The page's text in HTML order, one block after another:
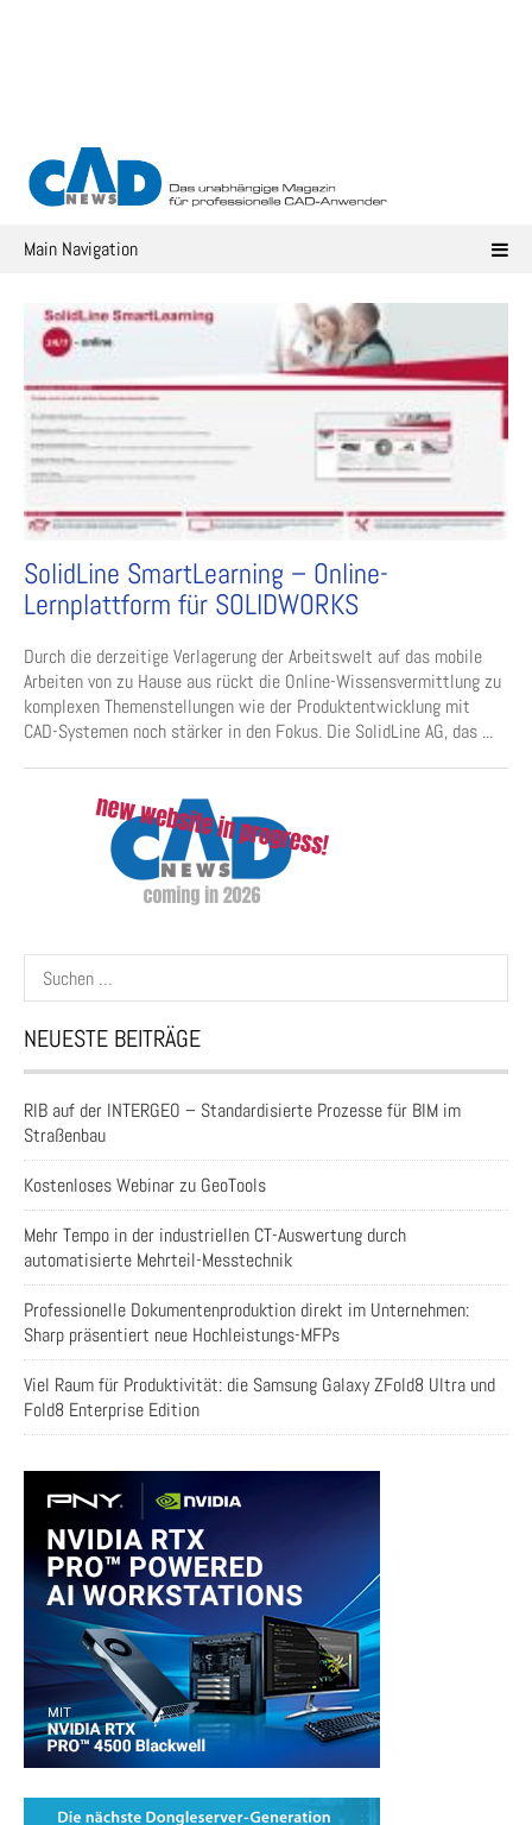
Main Navigation
SolidLine SmartLearning – Online-
Lernplattform für SOLIDWORKS
Durch die derzeitige Verlagerung der Arbeitswelt auf das mobile
Arbeiten von zu Hause aus rückt die Online-Wissensvermittlung zu
komplexen Themenstellungen wie der Produktentwicklung mit
CAD-Systemen noch stärker in den Fokus. Die SolidLine AG, das ...
Suchen
nach:
NEUESTE BEITRÄGE
RIB auf der INTERGEO – Standardisierte Prozesse für BIM im
Straßenbau
Kostenloses Webinar zu GeoTools
Mehr Tempo in der industriellen CT-Auswertung durch
automatisierte Mehrteil-Messtechnik
Professionelle Dokumentenproduktion direkt im Unternehmen:
Sharp präsentiert neue Hochleistungs-MFPs
Viel Raum für Produktivität: die Samsung Galaxy ZFold8 Ultra und
Fold8 Enterprise Edition